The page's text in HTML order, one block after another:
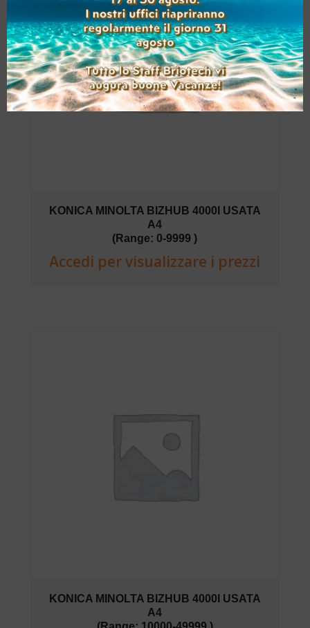
KONICA MINOLTA BIZHUB 4000I USATA
A4
(Range: 0-9999 )
Accedi per visualizzare i prezzi
KONICA MINOLTA BIZHUB 4000I USATA
A4